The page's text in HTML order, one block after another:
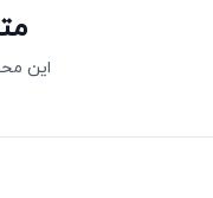
این